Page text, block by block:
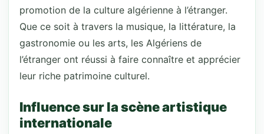
promotion de la culture algérienne à l’étranger.
Que ce soit à travers la musique, la littérature, la
gastronomie ou les arts, les Algériens de
l’étranger ont réussi à faire connaître et apprécier
leur riche patrimoine culturel.
Influence sur la scène artistique
internationale